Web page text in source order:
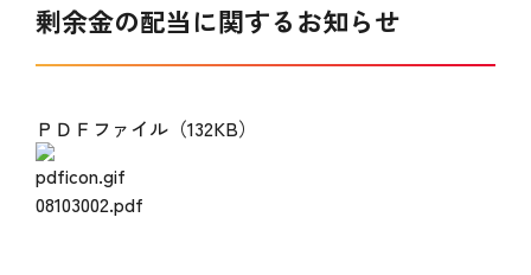
剰余金の配当に関するお知らせ
ＰＤＦファイル（132KB）
08103002.pdf